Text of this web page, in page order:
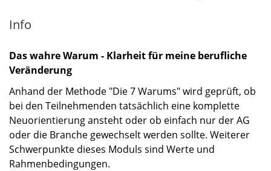
Info
Das wahre Warum - Klarheit für meine berufliche
Veränderung
Anhand der Methode "Die 7 Warums" wird geprüft, ob
bei den Teilnehmenden tatsächlich eine komplette
Neuorientierung ansteht oder ob einfach nur der AG
oder die Branche gewechselt werden sollte. Weiterer
Schwerpunkte dieses Moduls sind Werte und
Rahmenbedingungen.